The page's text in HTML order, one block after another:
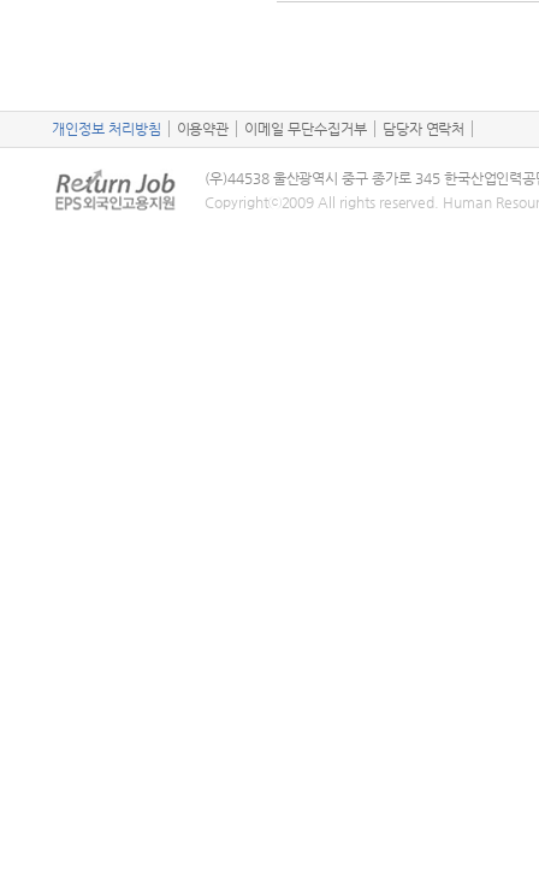
개인정보 처리방침 이용약관 이메일 무단수집거부 담당자 연락처
(우)44538 울산광역시 중구 종가로 345 한국산업인력공
Copyrightⓒ2009 All rights reserved. Human